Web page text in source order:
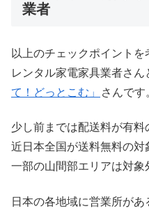
業者
以上のチェックポイント
レンタル家電家具業者さ
て！どっとこむ」
さんです
少し前までは配送料が有
近日本全国が送料無料の対
一部の山間部エリアは対象
日本の各地域に営業所が